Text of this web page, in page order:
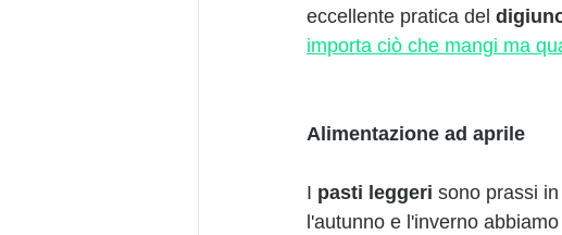
eccellente pratica del
importa ciò che mangi ma
Alimentazione ad aprile
I pasti leggeri sono prassi
l'autunno e l'inverno